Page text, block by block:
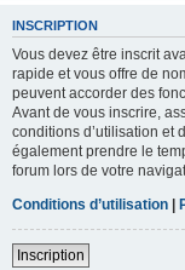
INSCRIPTION
Vous devez être inscrit
rapide et vous offre de
peuvent accorder des
Avant de vous inscrire,
conditions d’utilisation et
également prendre le
forum lors de votre
Conditions d’utilisation |
Inscription